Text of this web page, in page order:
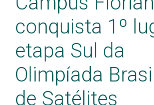
conquista 1º
etapa Sul da
Olimpíada
de Satélites